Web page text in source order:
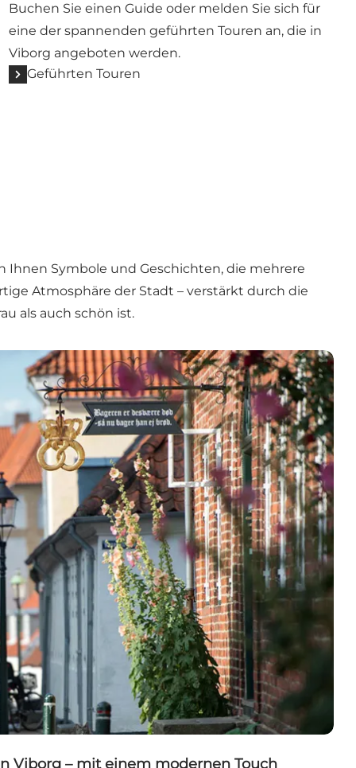
Buchen Sie einen Guide oder melden Sie sich für
eine der spannenden geführten Touren an, die in
Viborg angeboten werden.
Geführten Touren
Ihnen Symbole und Geschichten, die mehrere
Atmosphäre der Stadt – verstärkt durch die
als auch schön ist.
– mit einem modernen Touch
Viborg – mit einem modernen Touch